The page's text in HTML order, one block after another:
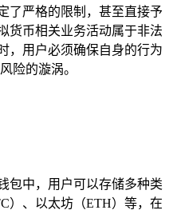
了严格的限制，甚至直接予
货币相关业务活动属于非法
，用户必须确保自身的行为
险的漩涡。
包中，用户可以存储多种类
）、以太坊（ETH）等，在